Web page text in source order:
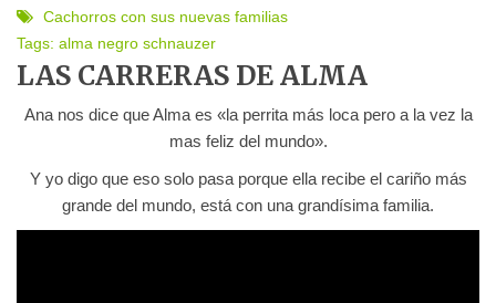
Cachorros con sus nuevas familias
Tags: alma negro schnauzer
LAS CARRERAS DE ALMA
Ana nos dice que Alma es «la perrita más loca pero a la vez la
mas feliz del mundo».
Y yo digo que eso solo pasa porque ella recibe el cariño más
grande del mundo, está con una grandísima familia.